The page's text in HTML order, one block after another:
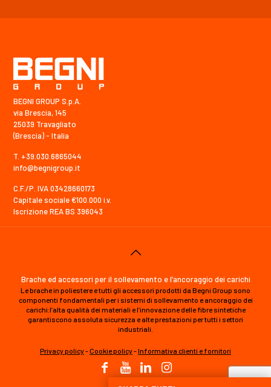
BEGNI GROUP S.p.A.
via Brescia, 145
25039 Travagliato
(Brescia) - Italia
T. +39.030.6865044
info@begnigroup.it
C.F./P. IVA 03428660173
Capitale sociale €100.000 i.v.
Iscrizione REA BS 396043
Brache ed accessori per il sollevamento e l’ancoraggio dei carichi
Le brache in poliestere e tutti gli accessori prodotti da Begni Group sono
componenti fondamentali per i sistemi di sollevamento e ancoraggio dei
carichi:l’alta qualità dei materiali e l’innovazione delle fibre sintetiche
garantiscono assoluta sicurezza e alte prestazioni per tutti i settori
industriali.
Privacy policy-Cookie policy-Informativa clienti e fornitori